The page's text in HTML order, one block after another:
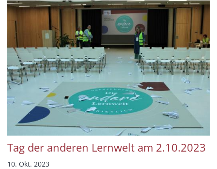
Tag der anderen Lernwelt am 2.10.2023
10. Okt. 2023